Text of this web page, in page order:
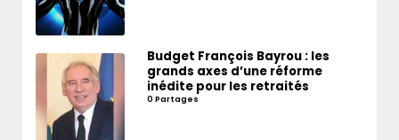
Budget François Bayrou : les
grands axes d’une réforme
inédite pour les retraités
0 Partages